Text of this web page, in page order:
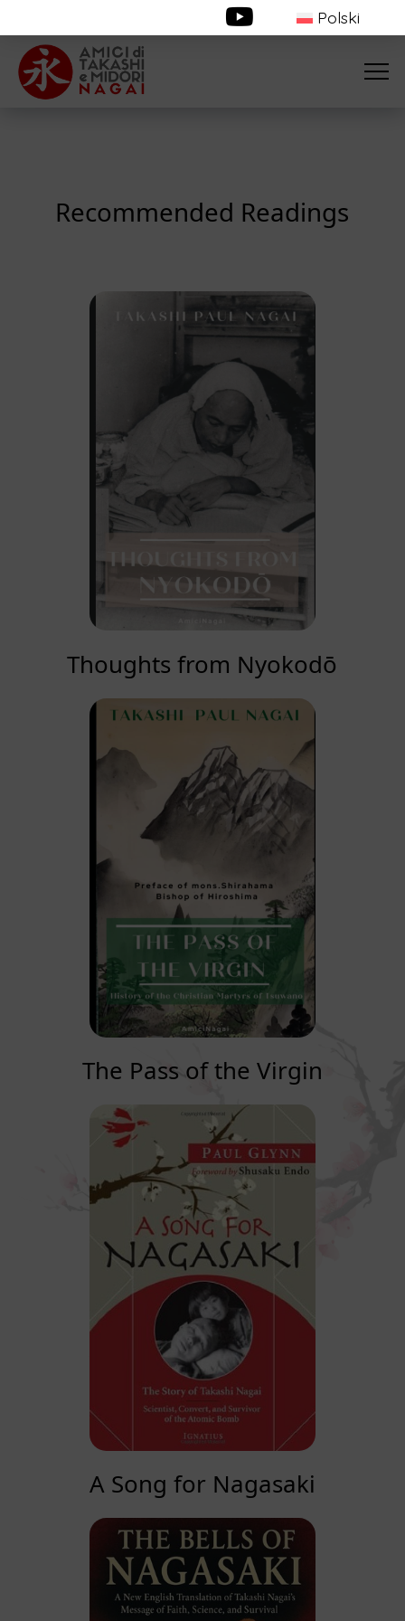
Polski
Recommended Readings
Thoughts from Nyokodō
The Pass of the Virgin
A Song for Nagasaki